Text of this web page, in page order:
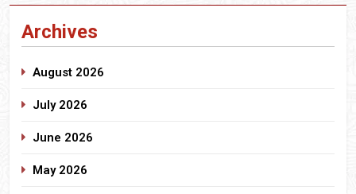
Archives
August 2026
July 2026
June 2026
May 2026